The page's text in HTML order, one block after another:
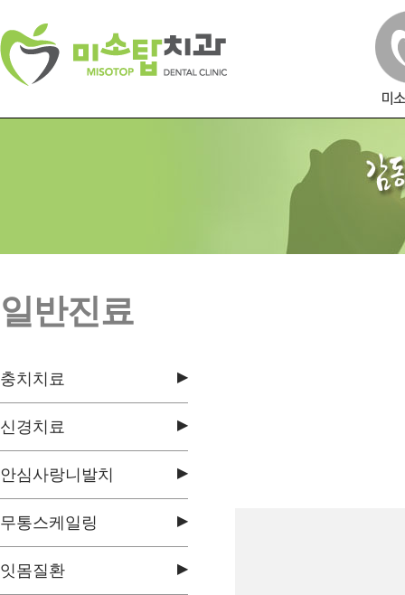
일반진료
충치치료 ▶
신경치료 ▶
안심사랑니발치 ▶
무통스케일링 ▶
잇몸질환 ▶